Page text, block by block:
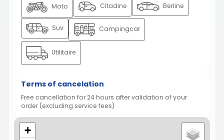
Moto Citadine Berline
Suv Campingcar
Utilitaire
Terms of cancelation
Free cancellation for 24 hours after validation of your
order (excluding service fees)
+